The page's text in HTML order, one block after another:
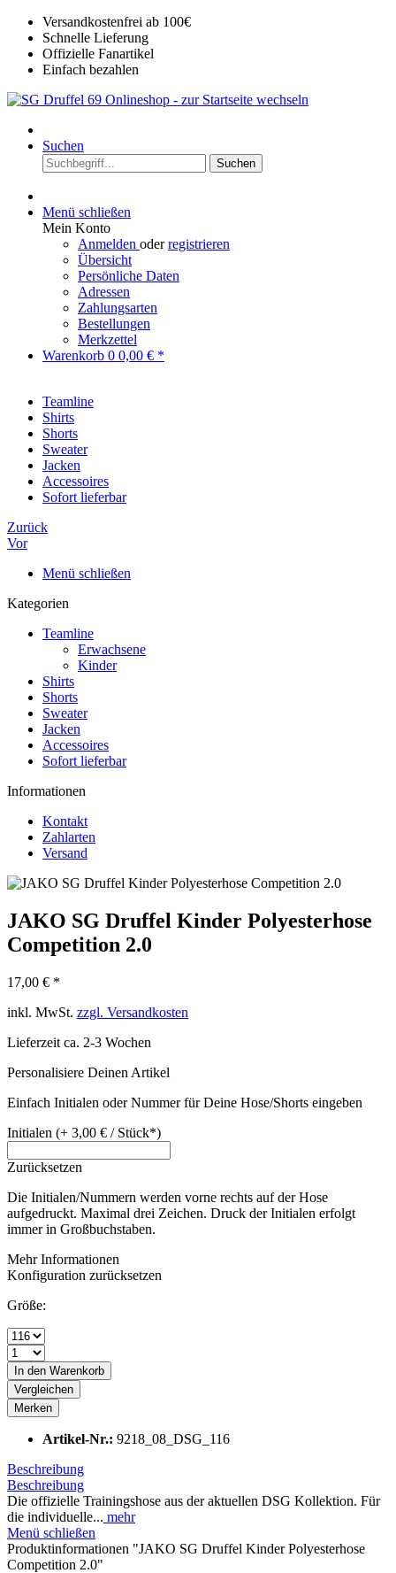
Versandkostenfrei ab 100€
Schnelle Lieferung
Offizielle Fanartikel
Einfach bezahlen
Suchen
Suchen
Menü schließen
Mein Konto
Anmelden oderregistrieren
Übersicht
Persönliche Daten
Adressen
Zahlungsarten
Bestellungen
Merkzettel
Warenkorb 0 0,00 € *
Teamline
Shirts
Shorts
Sweater
Jacken
Accessoires
Sofort lieferbar
Zurück
Vor
Menü schließen
Kategorien
Teamline
Erwachsene
Kinder
Shirts
Shorts
Sweater
Jacken
Accessoires
Sofort lieferbar
Informationen
Kontakt
Zahlarten
Versand
JAKO SG Druffel Kinder Polyesterhose
Competition 2.0
17,00 € *
inkl. MwSt. zzgl. Versandkosten
Lieferzeit ca. 2-3 Wochen
Personalisiere Deinen Artikel
Einfach Initialen oder Nummer für Deine Hose/Shorts eingeben
Initialen (+ 3,00 € / Stück*)
Zurücksetzen
Die Initialen/Nummern werden vorne rechts auf der Hose
aufgedruckt. Maximal drei Zeichen. Druck der Initialen erfolgt
immer in Großbuchstaben.
Mehr Informationen
Konfiguration zurücksetzen
Größe:
In den Warenkorb
Vergleichen
Merken
Artikel-Nr.: 9218_08_DSG_116
Beschreibung
Beschreibung
Die offizielle Trainingshose aus der aktuellen DSG Kollektion. Für
die individuelle... mehr
Menü schließen
Produktinformationen "JAKO SG Druffel Kinder Polyesterhose
Competition 2.0"